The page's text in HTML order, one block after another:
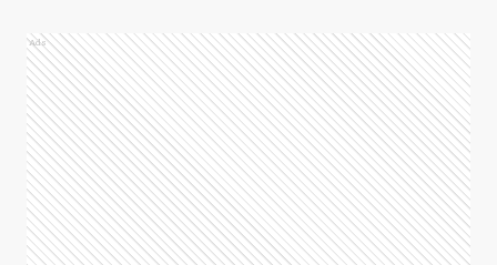
Ads